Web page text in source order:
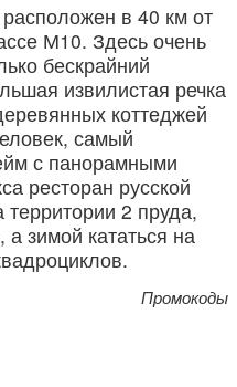
в 40 км от
М10. Здесь очень
бескрайний
извилистая речка
коттеджей
самый
с панорамными
ресторан русской
2 пруда,
зимой кататься на
Промокоды